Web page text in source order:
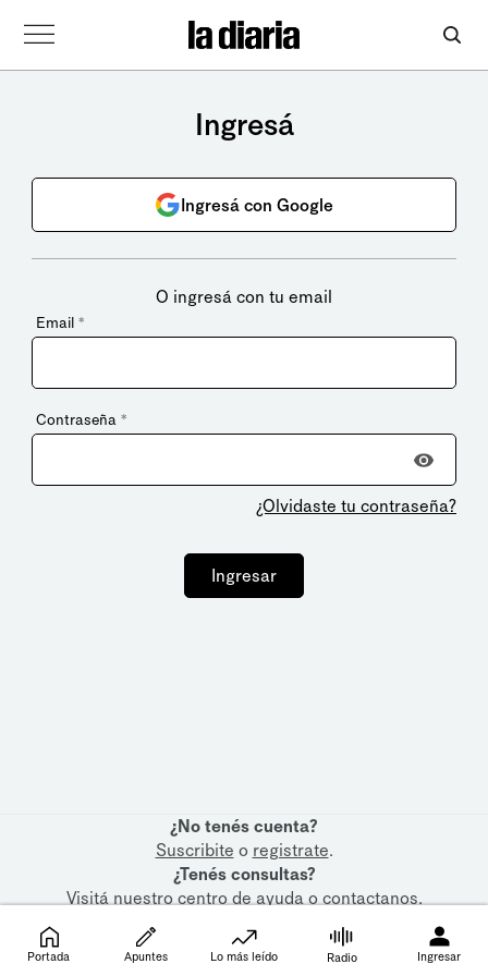
Ingresá
Ingresá con Google
O ingresá con tu email
Email *
Contraseña *
¿Olvidaste tu contraseña?
Ingresar
¿No tenés cuenta?
Suscribite o registrate.
¿Tenés consultas?
Visitá nuestrocentro de ayudaocontactanos.
Portada Apuntes Lo más leído Radio Ingresar